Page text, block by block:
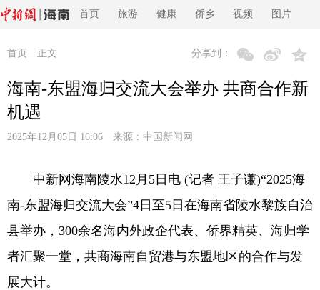
首页 旅游 健康 侨乡 视频 图片
首页 —正文 分享到：
海南-东盟海归交流大会举办 共商合作新
机遇
2025年12月05日 16:06 来源： 中国新闻网
中新网海南陵水12月5日电 (记者 王子谦)“2025海
南-东盟海归交流大会”4日至5日在海南省陵水黎族自治
县举办，300余名海内外政企代表、侨界精英、海归学
者汇聚一堂，共商海南自贸港与东盟地区的合作与发
展大计。